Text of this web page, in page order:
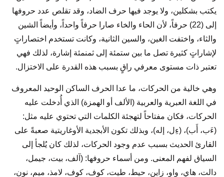
يكتب بشكلين، ولا يوجد فيها حرف الضاد، وقد تقلص عدد حروفها
إلى (22) حرفاً، لأن الحاء والخاء صارا حرفاً واحداً، وأيضاً الشين
والثاء، واختفت الغين، والسين الثانية، وكانت تستخدم اختصاراتٍ
لإشاراتٍ كثيرة تصل ما بين ستمئة إلى ثمنمئة إشارة، لذلك فهي
تعتبر ذات مستوى معرفي راقٍ بسبب هذه القدرة على الاختزال.
وهي خالية من الحركات، ما عدا الحرف الساكن الوحيد المعروف
في اللغة العبرية والعربية (الألف أو الهمزة) الذي أُدخلت عليه
الحركات، فكان مفتاحاً لتهجئة الكلمات التي تحتوي عليه مثل:
(ءَب، أَب)، (ءِل، إله)، وبذلك تكون الأبجدية الأوغاريتية صعبةً على
القارئ الحديث بسبب عدم وجود الحركات، لذلك كان يُلجأ إلى
السياق لفهم المعنى. ومن أسماء حروفها: (آلف، بيت، جيمل،
دالت، هاي، واو، زاين، حيط، طيت، كوف، كوف، لامذ، ميم، نون،